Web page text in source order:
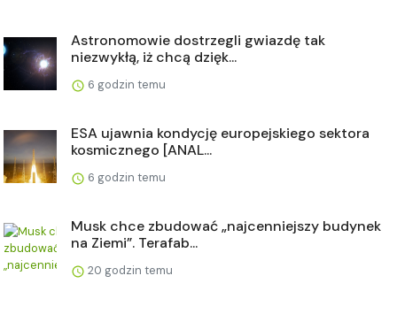
Astronomowie dostrzegli gwiazdę tak
niezwykłą, iż chcą dzięk...
6 godzin temu
ESA ujawnia kondycję europejskiego sektora
kosmicznego [ANAL...
6 godzin temu
Musk chce zbudować „najcenniejszy budynek
na Ziemi”. Terafab...
20 godzin temu